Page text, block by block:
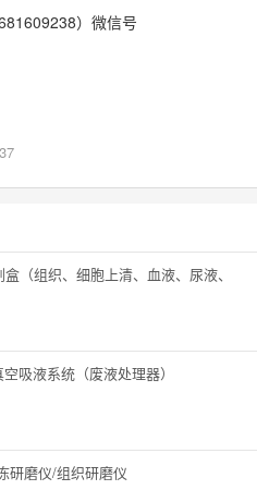
）微信号
（组织、细胞上清、血液、尿液、
吸液系统（废液处理器）
研磨仪/组织研磨仪